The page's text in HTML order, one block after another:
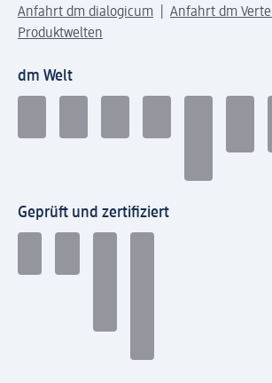
Anfahrt dm dialogicum
Anfahrt dm
Produktwelten
dm Welt
Geprüft und zertifiziert